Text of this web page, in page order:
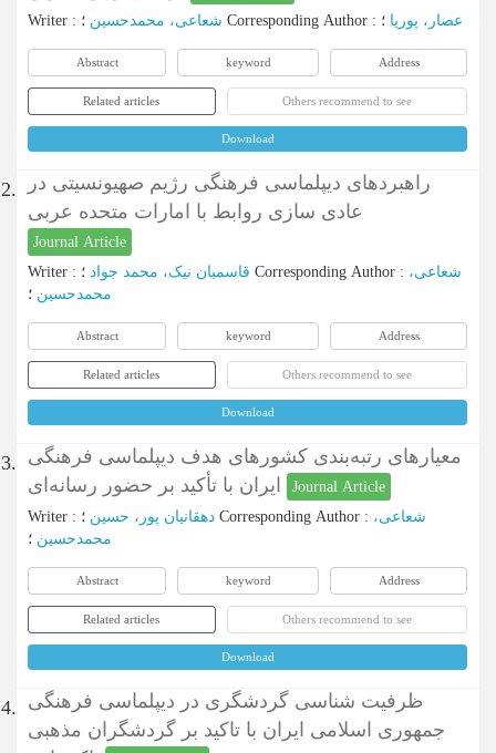
Writer : شعاعی، محمدحسین Corresponding Author : عصار، پوریا ؛
Abstract keyword Address
Related articles Others recommend to see
Download
2.
راهبردهای دیپلماسی فرهنگی رژیم صهیونسیتی در
عادی سازی روابط با امارات متحده عربی
Journal Article
Writer : قاسمیان نیک، محمد جواد Corresponding Author : شعاعی،
محمدحسین ؛
Abstract keyword Address
Related articles Others recommend to see
Download
3. معیارهای رتبه‌بندی کشورهای هدف دیپلماسی فرهنگی
Journal Article
Writer : دهقانیان پور، حسین Corresponding Author : شعاعی،
محمدحسین ؛
Abstract keyword Address
Related articles Others recommend to see
Download
4. ظرفیت شناسی گردشگری در دیپلماسی فرهنگی
جمهوری اسلامی ایران با تاکید بر گردشگران مذهبی